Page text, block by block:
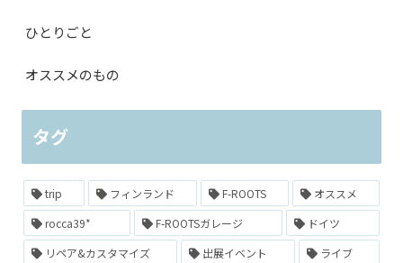
ひとりごと
オススメのもの
タグ
trip フィンランド F-ROOTS
オススメ
rocca39*
F-ROOTSガレージ
ドイツ
リペア&カスタマイズ
出展イベント
ライブ